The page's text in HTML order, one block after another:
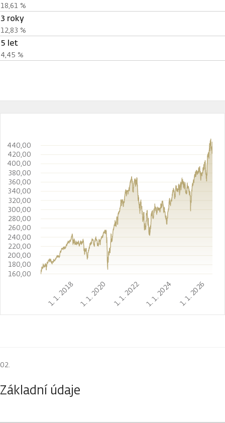
18,61 %
3 roky
12,83 %
5 let
4,45 %
1. 1. 2018 1. 1. 2020 1. 1. 2022 1. 1. 2024 1. 1. 2026
160,00
180,00
200,00
220,00
240,00
260,00
280,00
300,00
320,00
340,00
360,00
380,00
400,00
420,00
440,00
Základní údaje